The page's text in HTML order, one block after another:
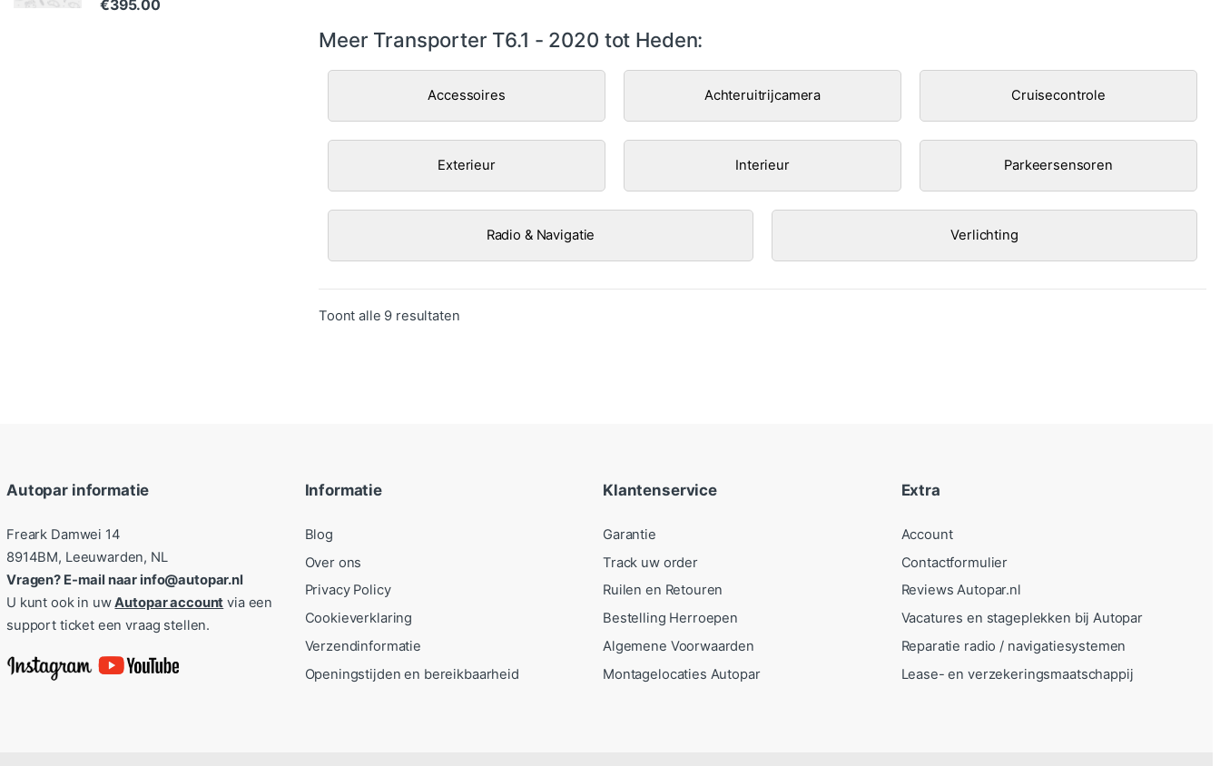
Meer Transporter T6.1 - 2020 tot Heden:
Accessoires Achteruitrijcamera Cruisecontrole
Exterieur Interieur Parkeersensoren
Radio & Navigatie Verlichting
Toont alle 9 resultatenGesorteerd op populariteit
€395.00
Autopar informatie
Freark Damwei 14
8914BM, Leeuwarden, NL
Vragen? E-mail naar info@autopar.nl
U kunt ook in uwAutopar account via een
support ticket een vraag stellen.
Informatie
Blog
Over ons
Privacy Policy
Cookieverklaring
Verzendinformatie
Openingstijden en bereikbaarheid
Klantenservice
Garantie
Track uw order
Ruilen en Retouren
Bestelling Herroepen
Algemene Voorwaarden
Montagelocaties Autopar
Extra
Account
Contactformulier
Reviews Autopar.nl
Vacatures en stageplekken bij Autopar
Reparatie radio / navigatiesystemen
Lease- en verzekeringsmaatschappij